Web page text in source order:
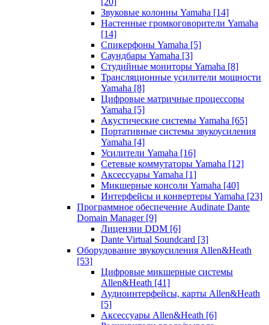
Звуковые колонны Yamaha [14]
Настенные громкоговорители Yamaha
[14]
Спикерфоны Yamaha [5]
Саундбары Yamaha [3]
Студийные мониторы Yamaha [8]
Трансляционные усилители мощности
Yamaha [8]
Цифровые матричные процессоры
Yamaha [5]
Акустические системы Yamaha [65]
Портативные системы звукоусиления
Yamaha [4]
Усилители Yamaha [16]
Сетевые коммутаторы Yamaha [12]
Аксессуары Yamaha [1]
Микшерные консоли Yamaha [40]
Интерфейсы и конвертеры Yamaha [23]
Программное обеспечение Audinate Dante
Domain Manager [9]
Лицензии DDM [6]
Dante Virtual Soundcard [3]
Оборудование звукоусиления Allen&Heath
[53]
Цифровые микшерные системы
Allen&Heath [41]
Аудиоинтерфейсы, карты Allen&Heath
[5]
Аксессуары Allen&Heath [6]